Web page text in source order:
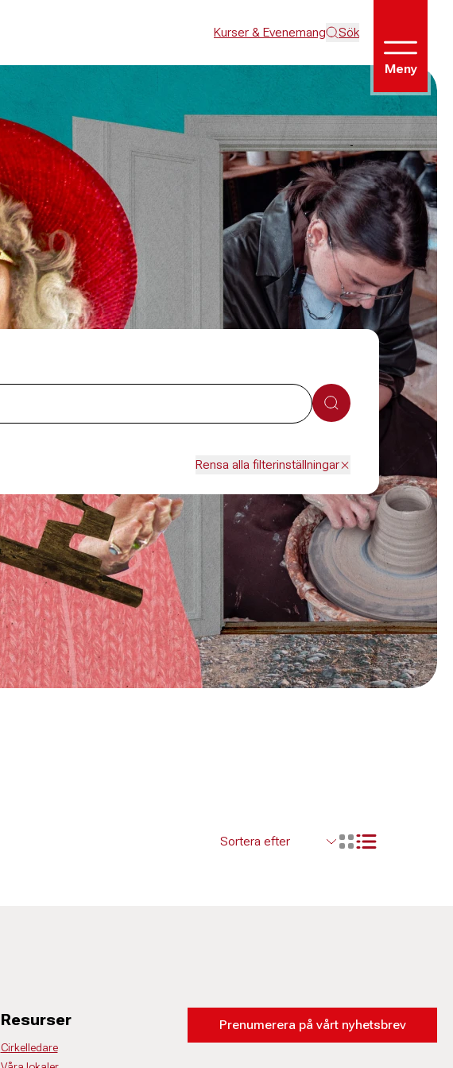
Kurser & Evenemang Sök
Meny
Sök
Rensa alla filterinställningar
Visa resultaten i ett
Visa resultaten
Resurser
Cirkelledare
Prenumerera på vårt nyhetsbrev